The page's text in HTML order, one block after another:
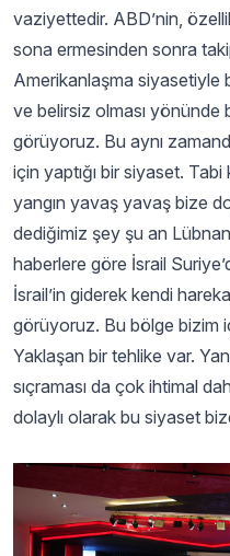
vaziyettedir. ABD’nin,
sona ermesinden sonra
Amerikanlaşma siyasetiyle
ve belirsiz olması yönünde
görüyoruz. Bu aynı
için yaptığı bir siyaset.
yangın yavaş yavaş bize
dediğimiz şey şu an
haberlere göre İsrail
İsrail’in giderek kendi
görüyoruz. Bu bölge bizim
Yaklaşan bir tehlike var.
sıçraması da çok ihtimal
dolaylı olarak bu siyaset